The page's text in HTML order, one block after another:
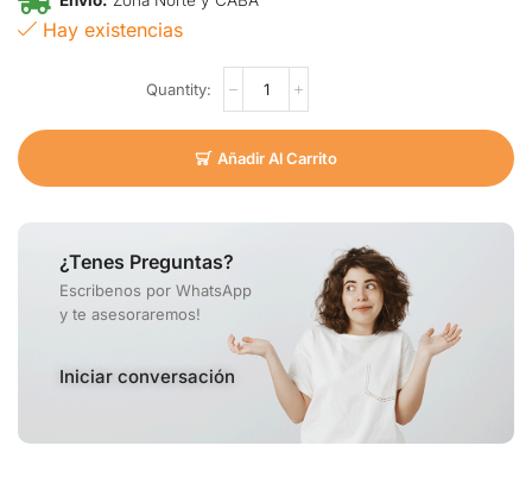
Hay existencias
Añadir Al Carrito
¿Tenes Preguntas?
Escribenos por WhatsApp
y te asesoraremos!
Iniciar conversación